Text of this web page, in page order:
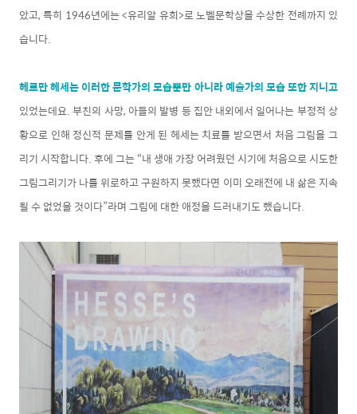
았고, 특히 1946년에는 <유리알 유희>로 노벨문학상을 수상한 전례까지 있
습니다.
헤르만 헤세는 이러한 문학가의 모습뿐만 아니라 예술가의 모습 또한 지니고
있었는데요. 부친의 사망, 아들의 발병 등 집안 내외에서 일어나는 부정적 상
황으로 인해 정신적 문제를 안게 된 헤세는 치료를 받으면서 처음 그림을 그
리기 시작합니다. 후에 그는 “내 생애 가장 어려웠던 시기에 처음으로 시도한
그림그리기가 나를 위로하고 구원하지 못했다면 이미 오래전에 내 삶은 지속
될 수 없었을 것이다”라며 그림에 대한 애정을 드러내기도 했습니다.